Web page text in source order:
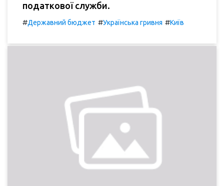
податкової служби.
#Державний бюджет #Українська гривня #Київ